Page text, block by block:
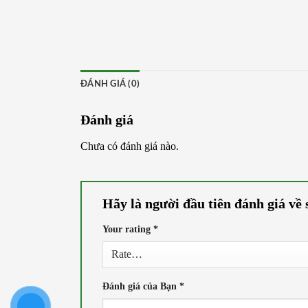
ĐÁNH GIÁ (0)
Đánh giá
Chưa có đánh giá nào.
Hãy là người đầu tiên đánh
Your rating
Đánh giá của Bạn